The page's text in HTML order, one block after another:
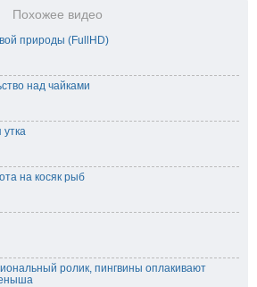
Похожее видео
природы (FullHD)
над чайками
на косяк рыб
ролик, пингвины оплакивают